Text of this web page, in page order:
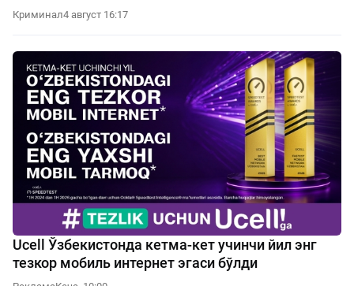
Криминал4 август 16:17
Ucell Ўзбекистонда кетма-кет учинчи йил энг
тезкор мобиль интернет эгаси бўлди